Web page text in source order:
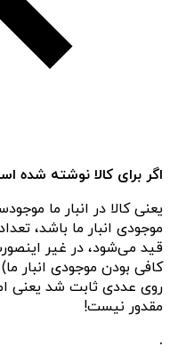
اگر برای کالا نوشته شده
یعنی کالا در انبار ما
موجودی انبار ما باشد،
قید می‌شود، در غیر
کافی بودن موجودی انبار
روی عددی ثابت شد یعنی
مقدور نیست!
.